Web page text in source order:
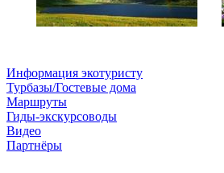
Информация экотуристу
Турбазы/Гостевые дома
Маршруты
Гиды-экскурсоводы
Видео
Партнёры